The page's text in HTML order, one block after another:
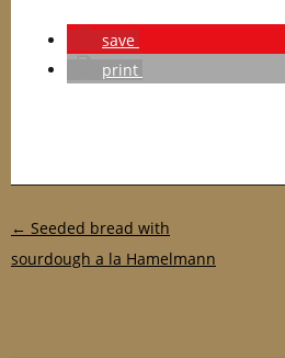
save
print
Post navigation
← Seeded bread with
sourdough a la Hamelmann